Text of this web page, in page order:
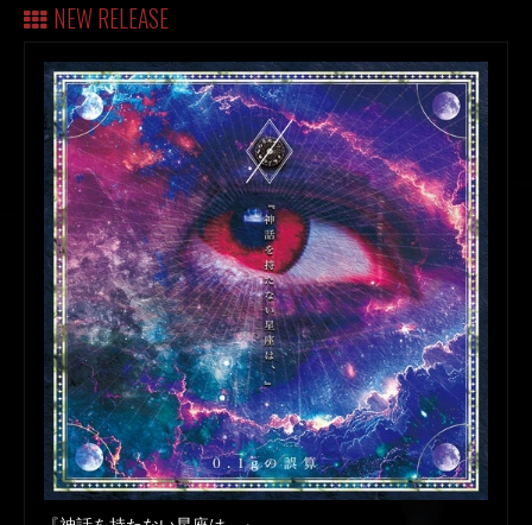
NEW RELEASE